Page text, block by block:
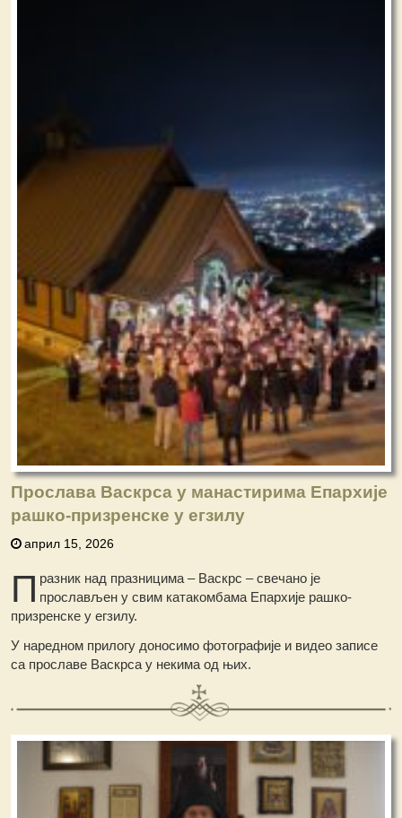
Прослава Васкрса у манастирима Епархије
рашко-призренске у егзилу
април 15, 2026
П разник над празницима – Васкрс – свечано је
прослављен у свим катакомбама Епархије рашко-
призренске у егзилу.
У наредном прилогу доносимо фотографије и видео записе
са прославе Васкрса у некима од њих.